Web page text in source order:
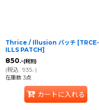
Thrice / Illusion パッチ [TRCE-
ILLS PATCH]
850.-(税別)
(税込: 935.-)
在庫数 3点
カートに入れる